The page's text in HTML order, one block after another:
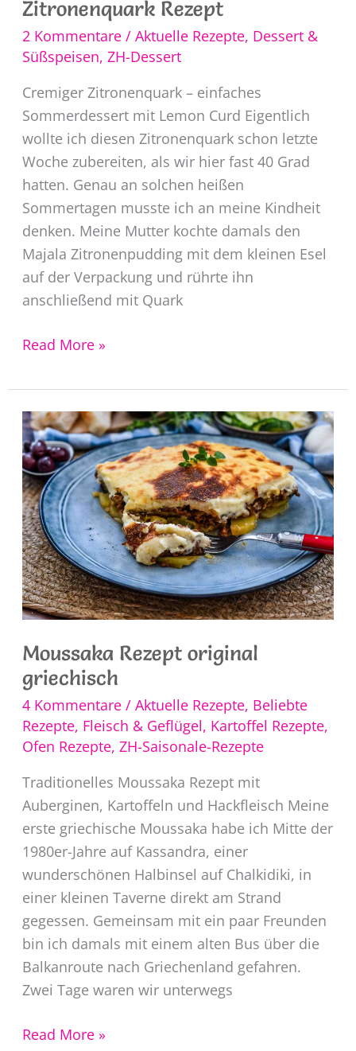
Zitronenquark Rezept
2 Kommentare / Aktuelle Rezepte, Dessert &
Süßspeisen, ZH-Dessert
Cremiger Zitronenquark – einfaches
Sommerdessert mit Lemon Curd Eigentlich
wollte ich diesen Zitronenquark schon letzte
Woche zubereiten, als wir hier fast 40 Grad
hatten. Genau an solchen heißen
Sommertagen musste ich an meine Kindheit
denken. Meine Mutter kochte damals den
Majala Zitronenpudding mit dem kleinen Esel
auf der Verpackung und rührte ihn
anschließend mit Quark
Zitronenquark
Read More »
Moussaka Rezept original
griechisch
4 Kommentare / Aktuelle Rezepte, Beliebte
Rezepte, Fleisch & Geflügel, Kartoffel Rezepte,
Ofen Rezepte, ZH-Saisonale-Rezepte
Traditionelles Moussaka Rezept mit
Auberginen, Kartoffeln und Hackfleisch Meine
erste griechische Moussaka habe ich Mitte der
1980er-Jahre auf Kassandra, einer
wunderschönen Halbinsel auf Chalkidiki, in
einer kleinen Taverne direkt am Strand
gegessen. Gemeinsam mit ein paar Freunden
bin ich damals mit einem alten Bus über die
Balkanroute nach Griechenland gefahren.
Zwei Tage waren wir unterwegs
Moussaka
Read More »